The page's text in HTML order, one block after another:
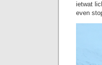
ietwat
even